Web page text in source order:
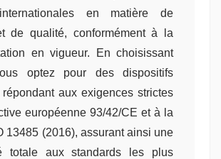
en matière de
de qualité, conformément à la
en vigueur. En choisissant
optez pour des dispositifs
répondant aux exigences strictes
européenne 93/42/CE et à la
13485 (2016), assurant ainsi une
totale aux standards les plus